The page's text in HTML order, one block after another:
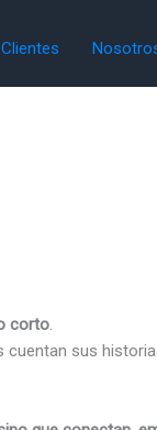
Clientes
corto.
sus